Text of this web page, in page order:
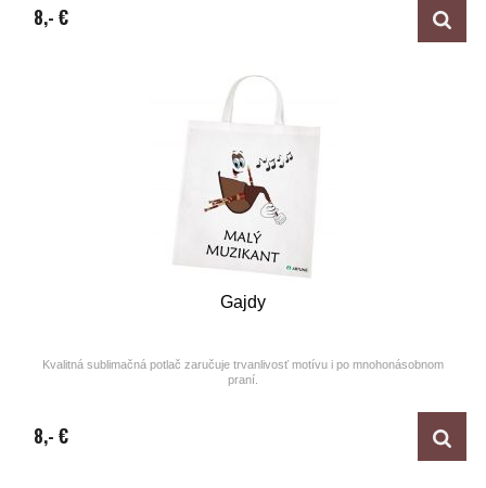
8,- €
Gajdy
Kvalitná sublimačná potlač zaručuje trvanlivosť motívu i po mnohonásobnom
praní.
8,- €